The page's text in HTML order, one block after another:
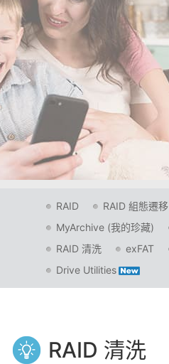
RAID RAID 組態遷移
MyArchive (我的珍藏)
RAID 清洗
exFAT
Drive Utilities
RAID 清洗